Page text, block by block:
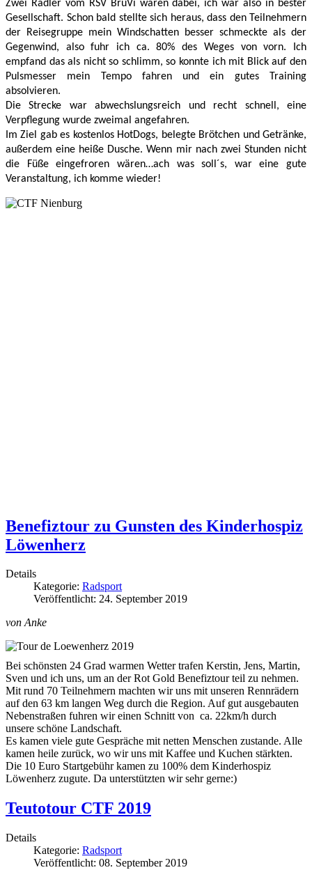
Zwei Radler vom RSV BruVi waren dabei, ich war also in bester
Gesellschaft. Schon bald stellte sich heraus, dass den Teilnehmern
der Reisegruppe mein Windschatten besser schmeckte als der
Gegenwind, also fuhr ich ca. 80% des Weges von vorn. Ich
empfand das als nicht so schlimm, so konnte ich mit Blick auf den
Pulsmesser mein Tempo fahren und ein gutes Training
absolvieren.
Die Strecke war abwechslungsreich und recht schnell, eine
Verpflegung wurde zweimal angefahren.
Im Ziel gab es kostenlos HotDogs, belegte Brötchen und Getränke,
außerdem eine heiße Dusche. Wenn mir nach zwei Stunden nicht
die Füße eingefroren wären…ach was soll´s, war eine gute
Veranstaltung, ich komme wieder!
Benefiztour zu Gunsten des Kinderhospiz
Löwenherz
Details
Kategorie: Radsport
Veröffentlicht: 24. September 2019
von Anke
Bei schönsten 24 Grad warmen Wetter trafen Kerstin, Jens, Martin,
Sven und ich uns, um an der Rot Gold Benefiztour teil zu nehmen.
Mit rund 70 Teilnehmern machten wir uns mit unseren Rennrädern
auf den 63 km langen Weg durch die Region. Auf gut ausgebauten
Nebenstraßen fuhren wir einen Schnitt von ca. 22km/h durch
unsere schöne Landschaft.
Es kamen viele gute Gespräche mit netten Menschen zustande. Alle
kamen heile zurück, wo wir uns mit Kaffee und Kuchen stärkten.
Die 10 Euro Startgebühr kamen zu 100% dem Kinderhospiz
Löwenherz zugute. Da unterstützten wir sehr gerne:)
Teutotour CTF 2019
Details
Kategorie: Radsport
Veröffentlicht: 08. September 2019